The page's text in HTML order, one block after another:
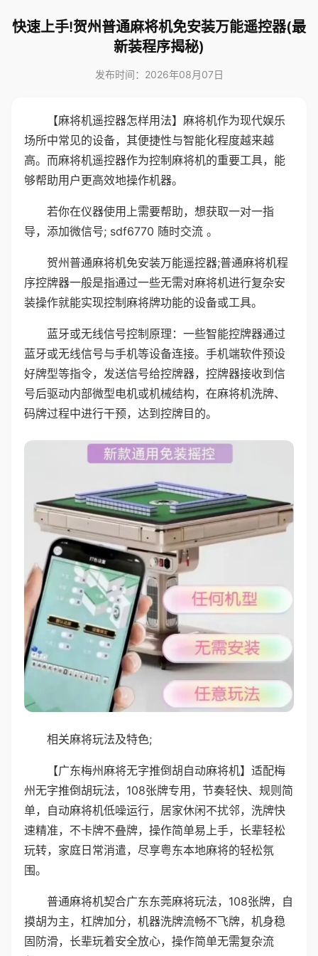
快速上手!贺州普通麻将机免安装万能遥控器(最
新装程序揭秘)
发布时间：2026年08月07日
【麻将机遥控器怎样用法】麻将机作为现代娱乐
场所中常见的设备，其便捷性与智能化程度越来越
高。而麻将机遥控器作为控制麻将机的重要工具，能
够帮助用户更高效地操作机器。
若你在仪器使用上需要帮助，想获取一对一指
导，添加微信号; sdf6770 随时交流 。
贺州普通麻将机免安装万能遥控器;普通麻将机程
序控牌器一般是指通过一些无需对麻将机进行复杂安
装操作就能实现控制麻将牌功能的设备或工具。
蓝牙或无线信号控制原理：一些智能控牌器通过
蓝牙或无线信号与手机等设备连接。手机端软件预设
好牌型等指令，发送信号给控牌器，控牌器接收到信
号后驱动内部微型电机或机械结构，在麻将机洗牌、
码牌过程中进行干预，达到控牌目的。
相关麻将玩法及特色;
【广东梅州麻将无字推倒胡自动麻将机】适配梅
州无字推倒胡玩法，108张牌专用，节奏轻快、规则简
单，自动麻将机低噪运行，居家休闲不扰邻，洗牌快
速精准，不卡牌不叠牌，操作简单易上手，长辈轻松
玩转，家庭日常消遣，尽享粤东本地麻将的轻松氛
围。
普通麻将机契合广东东莞麻将玩法，108张牌，自
摸胡为主，杠牌加分，机器洗牌流畅不飞牌，机身稳
固防滑，长辈玩着安全放心，操作简单无需复杂流